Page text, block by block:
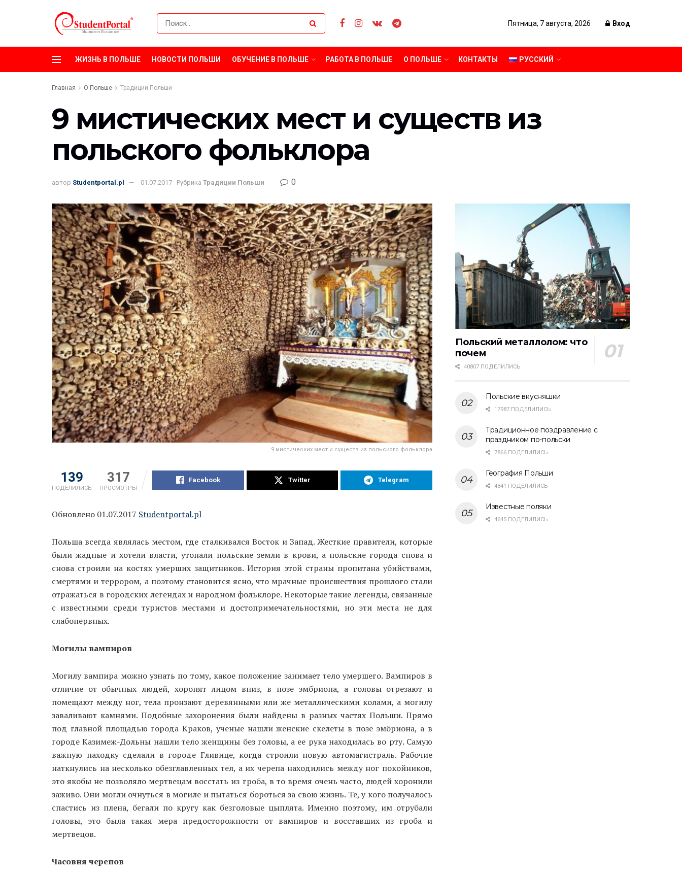
Пятница, 7 августа, 2026 Вход
ЖИЗНЬ В ПОЛЬШЕ НОВОСТИ ПОЛЬШИ ОБУЧЕНИЕ В ПОЛЬШЕ РАБОТА В ПОЛЬШЕ О ПОЛЬШЕ КОНТАКТЫ РУССКИЙ
Главная О Польше Традиции Польши
9 мистических мест и существ из
польского фольклора
автор Studentportal.pl 01.07.2017 Рубрика Традиции Польши 0
9 мистических мест и существ из польского фольклора
139
ПОДЕЛИЛИСЬ
317
ПРОСМОТРЫ
Facebook Twitter Telegram
Обновлено 01.07.2017 Studentportal.pl
Польша всегда являлась местом, где сталкивался Восток и Запад. Жесткие правители, которые
были жадные и хотели власти, утопали польские земли в крови, а польские города снова и
снова строили на костях умерших защитников. История этой страны пропитана убийствами,
смертями и террором, а поэтому становится ясно, что мрачные происшествия прошлого стали
отражаться в городских легендах и народном фольклоре. Некоторые такие легенды, связанные
с известными среди туристов местами и достопримечательностями, но эти места не для
слабонервных.
Могилы вампиров
Могилу вампира можно узнать по тому, какое положение занимает тело умершего. Вампиров в
отличие от обычных людей, хоронят лицом вниз, в позе эмбриона, а головы отрезают и
помещают между ног, тела пронзают деревянными или же металлическими колами, а могилу
заваливают камнями. Подобные захоронения были найдены в разных частях Польши. Прямо
под главной площадью города Краков, ученые нашли женские скелеты в позе эмбриона, а в
городе Казимеж-Дольны нашли тело женщины без головы, а ее рука находилась во рту. Самую
важную находку сделали в городе Гливице, когда строили новую автомагистраль. Рабочие
наткнулись на несколько обезглавленных тел, а их черепа находились между ног покойников,
это якобы не позволяло мертвецам восстать из гроба, в то время очень часто, людей хоронили
заживо. Они могли очнуться в могиле и пытаться бороться за свою жизнь. Те, у кого получалось
спастись из плена, бегали по кругу как безголовые цыплята. Именно поэтому, им отрубали
головы, это была такая мера предосторожности от вампиров и восставших из гроба и
мертвецов.
Часовня черепов
Польский металлолом: что
почем
40807 ПОДЕЛИЛИСЬ
Польские вкусняшки
17987 ПОДЕЛИЛИСЬ
Традиционное поздравление с
праздником по-польски
7866 ПОДЕЛИЛИСЬ
География Польши
4841 ПОДЕЛИЛИСЬ
Известные поляки
4645 ПОДЕЛИЛИСЬ